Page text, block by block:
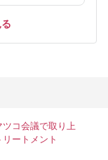
ツコ会議で取り上
ートメント